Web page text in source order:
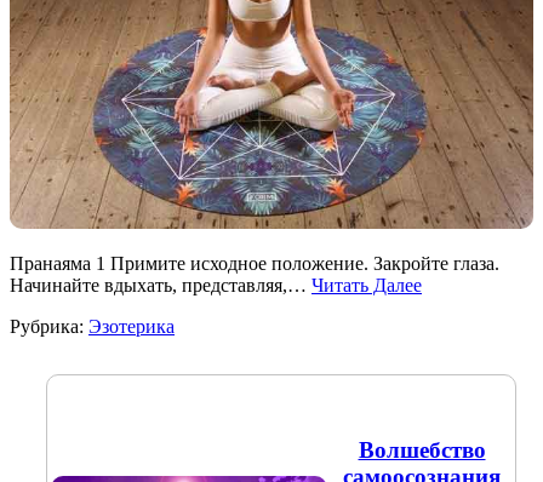
Пранаяма 1 Примите исходное положение. Закройте глаза.
Начинайте вдыхать, представляя,… Читать Далее
Рубрика: Эзотерика
Волшебство
самоосознания